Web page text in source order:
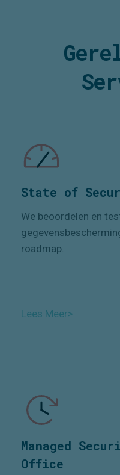
State of
We beoordelen en
roadmap.
Lees Meer>
Managed
Office